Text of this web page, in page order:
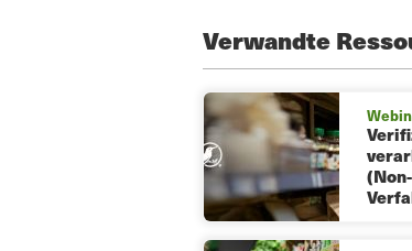
Verwandte